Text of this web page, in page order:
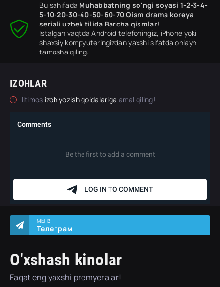
Bu sahifada Muhabbatning so'ngi soyasi 1-2-3-4-
5-10-20-30-40-50-60-70 Qism drama koreya
seriali uzbek tilida Barcha qismlar!
Istalgan vaqtda Android telefoningiz, iPhone yoki
shaxsiy kompyuteringizdan yaxshi sifatda onlayn
tamosha qiling.
IZOHLAR
Iltimos izoh yozish qoidalariga amal qiling!
O'xshash kinolar
Faqat eng yaxshi premyeralar!
МЫ В
Телеграм